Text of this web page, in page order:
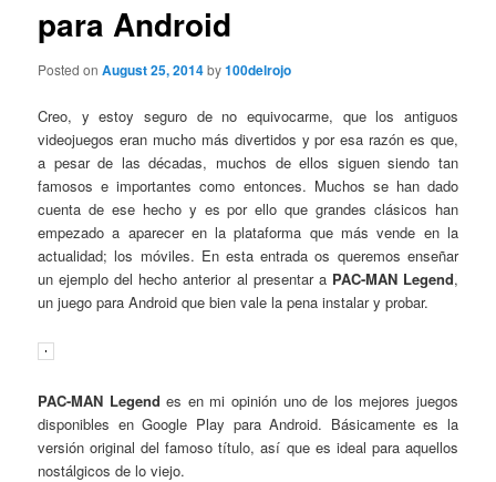
para Android
Posted onAugust 25, 2014by100delrojo
Creo, y estoy seguro de no equivocarme, que los antiguos
videojuegos eran mucho más divertidos y por esa razón es que,
a pesar de las décadas, muchos de ellos siguen siendo tan
famosos e importantes como entonces. Muchos se han dado
cuenta de ese hecho y es por ello que grandes clásicos han
empezado a aparecer en la plataforma que más vende en la
actualidad; los móviles. En esta entrada os queremos enseñar
un ejemplo del hecho anterior al presentar a PAC-MAN Legend,
un juego para Android que bien vale la pena instalar y probar.
PAC-MAN Legend es en mi opinión uno de los mejores juegos
disponibles en Google Play para Android. Básicamente es la
versión original del famoso título, así que es ideal para aquellos
nostálgicos de lo viejo.